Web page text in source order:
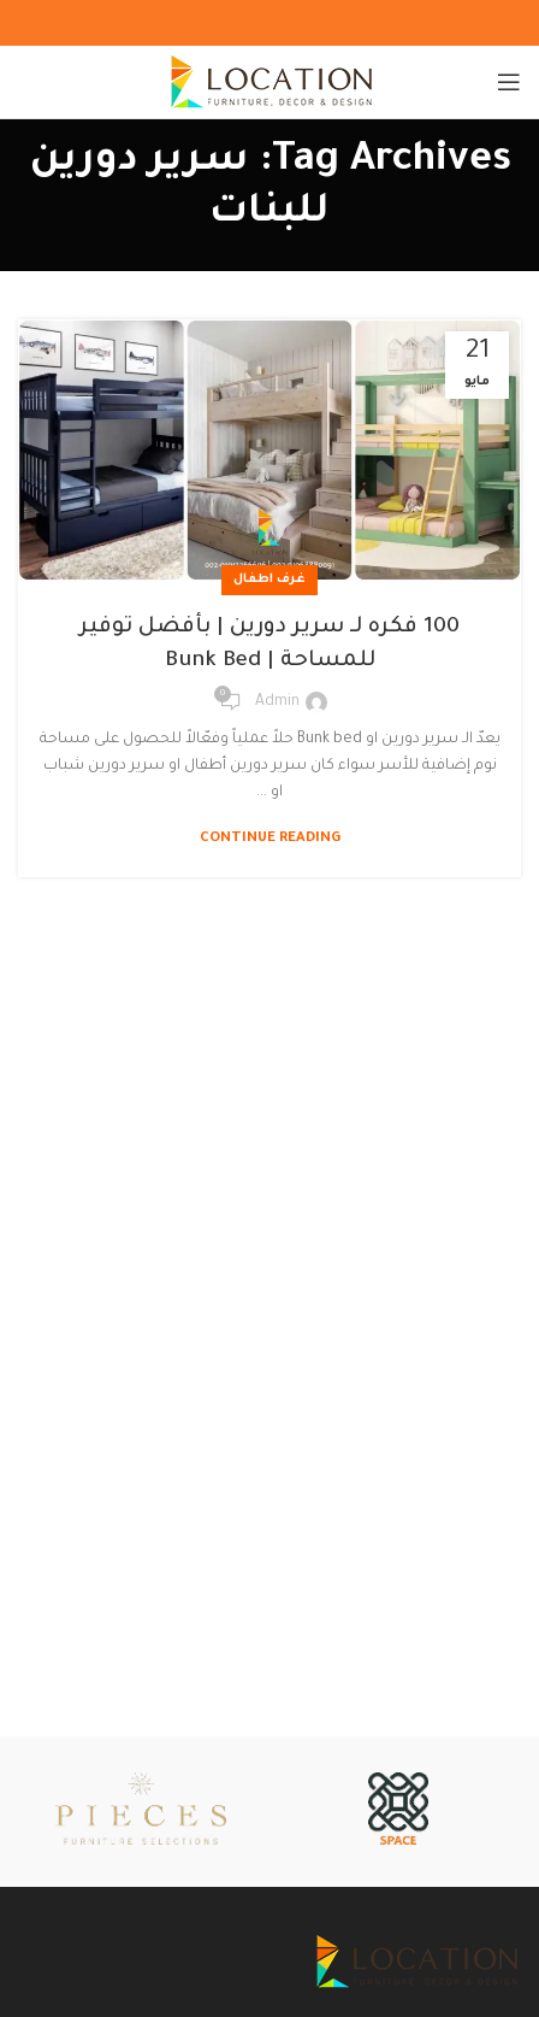
Tag Archives: سرير دورين
للبنات
21
مايو
غرف اطفال
100 فكره لـ سرير دورين | بأفضل توفير
للمساحة | Bunk Bed
Admin
0
يعدّ الـ سرير دورين او Bunk bed حلاً عملياً وفعّالاً للحصول على مساحة
نوم إضافية للأسر سواء كان سرير دورين أطفال او سرير دورين شباب
او ...
CONTINUE READING